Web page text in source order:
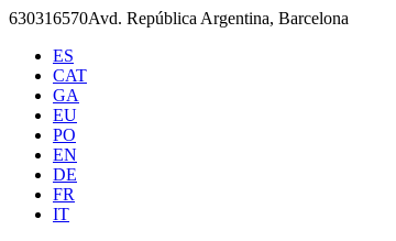
Skip
content
630316570Avd. República Argentina, Barcelona
ES
CAT
GA
EU
PO
EN
DE
FR
IT